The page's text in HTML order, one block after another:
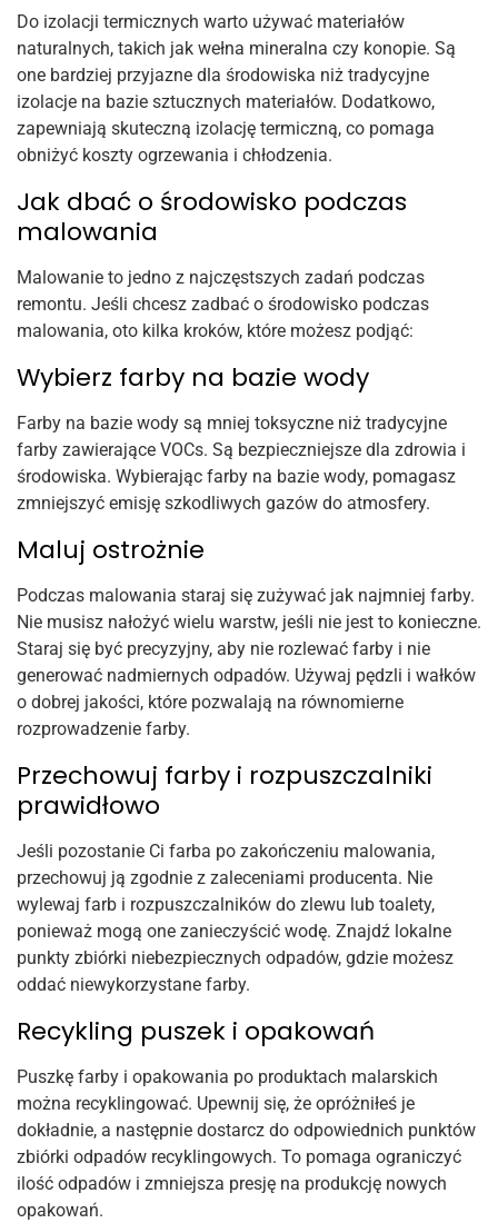
Do izolacji termicznych warto używać materiałów
naturalnych, takich jak wełna mineralna czy konopie. Są
one bardziej przyjazne dla środowiska niż tradycyjne
izolacje na bazie sztucznych materiałów. Dodatkowo,
zapewniają skuteczną izolację termiczną, co pomaga
obniżyć koszty ogrzewania i chłodzenia.
Jak dbać o środowisko podczas
malowania
Malowanie to jedno z najczęstszych zadań podczas
remontu. Jeśli chcesz zadbać o środowisko podczas
malowania, oto kilka kroków, które możesz podjąć:
Wybierz farby na bazie wody
Farby na bazie wody są mniej toksyczne niż tradycyjne
farby zawierające VOCs. Są bezpieczniejsze dla zdrowia i
środowiska. Wybierając farby na bazie wody, pomagasz
zmniejszyć emisję szkodliwych gazów do atmosfery.
Maluj ostrożnie
Podczas malowania staraj się zużywać jak najmniej farby.
Nie musisz nałożyć wielu warstw, jeśli nie jest to konieczne.
Staraj się być precyzyjny, aby nie rozlewać farby i nie
generować nadmiernych odpadów. Używaj pędzli i wałków
o dobrej jakości, które pozwalają na równomierne
rozprowadzenie farby.
Przechowuj farby i rozpuszczalniki
prawidłowo
Jeśli pozostanie Ci farba po zakończeniu malowania,
przechowuj ją zgodnie z zaleceniami producenta. Nie
wylewaj farb i rozpuszczalników do zlewu lub toalety,
ponieważ mogą one zanieczyścić wodę. Znajdź lokalne
punkty zbiórki niebezpiecznych odpadów, gdzie możesz
oddać niewykorzystane farby.
Recykling puszek i opakowań
Puszkę farby i opakowania po produktach malarskich
można recyklingować. Upewnij się, że opróżniłeś je
dokładnie, a następnie dostarcz do odpowiednich punktów
zbiórki odpadów recyklingowych. To pomaga ograniczyć
ilość odpadów i zmniejsza presję na produkcję nowych
opakowań.